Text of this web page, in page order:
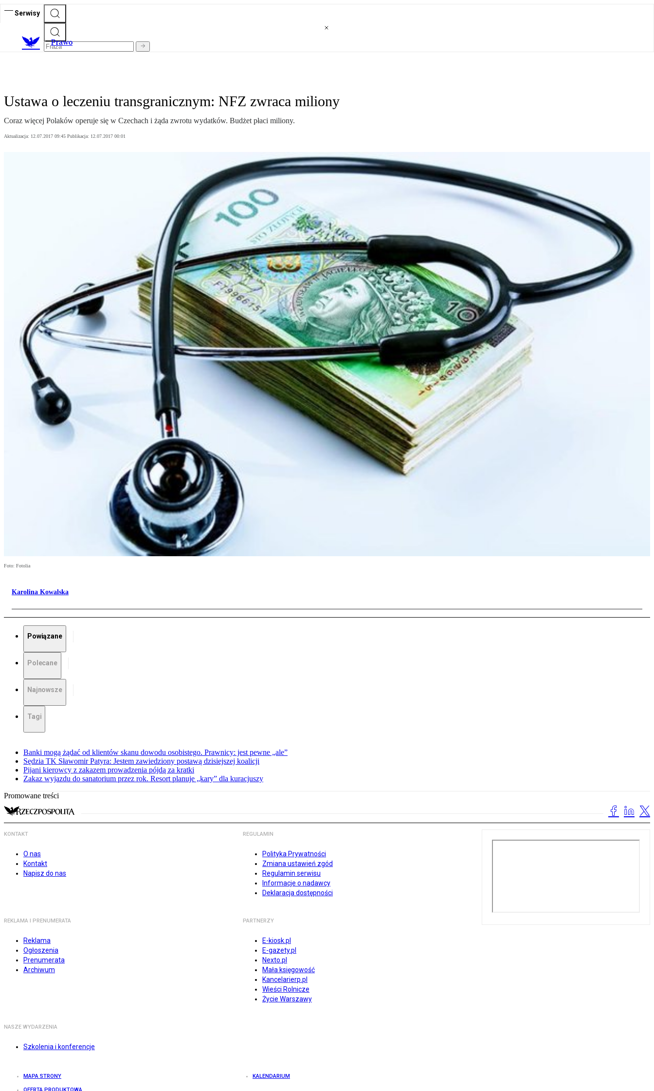
Serwisy
Prawo
Ustawa o leczeniu transgranicznym: NFZ zwraca miliony
Coraz więcej Polaków operuje się w Czechach i żąda zwrotu wydatków. Budżet płaci miliony.
Aktualizacja: 12.07.2017 09:45 Publikacja: 12.07.2017 00:01
Foto: Fotolia
Karolina Kowalska
Powiązane
Polecane
Najnowsze
Tagi
Banki mogą żądać od klientów skanu dowodu osobistego. Prawnicy: jest pewne „ale”
Sędzia TK Sławomir Patyra: Jestem zawiedziony postawą dzisiejszej koalicji
Pijani kierowcy z zakazem prowadzenia pójdą za kratki
Zakaz wyjazdu do sanatorium przez rok. Resort planuje „kary” dla kuracjuszy
Promowane treści
KONTAKT
O nas
Kontakt
Napisz do nas
REGULAMIN
Polityka Prywatności
Zmiana ustawień zgód
Regulamin serwisu
Informacje o nadawcy
Deklaracja dostępności
REKLAMA I PRENUMERATA
Reklama
Ogłoszenia
Prenumerata
Archiwum
PARTNERZY
E-kiosk.pl
E-gazety.pl
Nexto.pl
Mała księgowość
Kancelarierp.pl
Wieści Rolnicze
Życie Warszawy
NASZE WYDARZENIA
Szkolenia i konferencje
MAPA STRONY KALENDARIUM